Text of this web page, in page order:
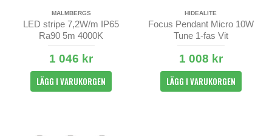
MALMBERGS
LED stripe 7,2W/m IP65
Ra90 5m 4000K
1 046 kr
LÄGG I VARUKORGEN
HIDEALITE
Focus Pendant Micro 10W
Tune 1-fas Vit
1 008 kr
LÄGG I VARUKORGEN